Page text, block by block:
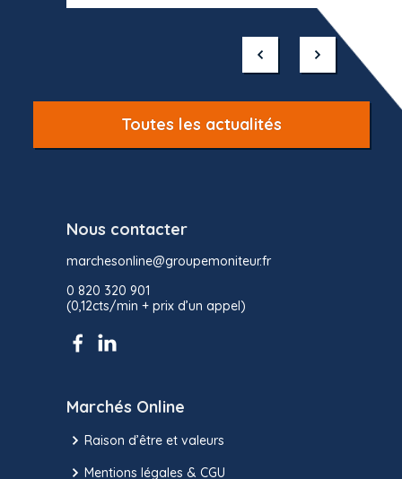
Toutes les actualités
Nous contacter
marchesonline@groupemoniteur.fr
0 820 320 901
(0,12cts/min + prix d’un appel)
Marchés Online
Raison d’être et valeurs
Mentions légales & CGU